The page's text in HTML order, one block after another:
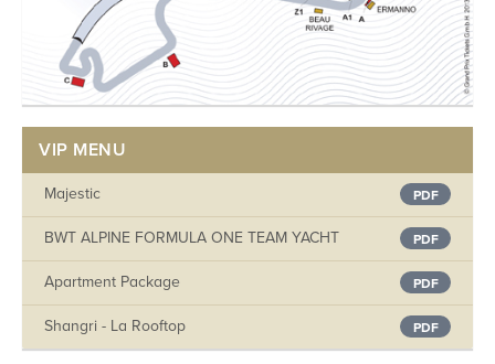
VIP MENU
Majestic PDF
BWT ALPINE FORMULA ONE TEAM YACHT PDF
Apartment Package PDF
Shangri - La Rooftop PDF